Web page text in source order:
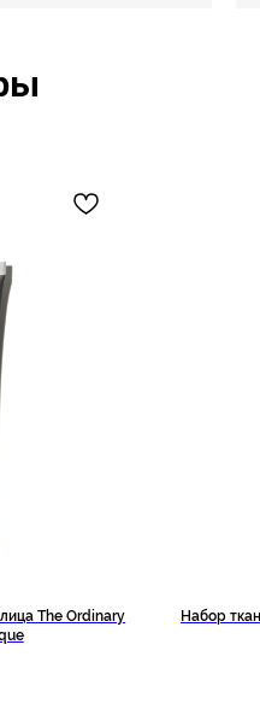
The Ordinary
Набор